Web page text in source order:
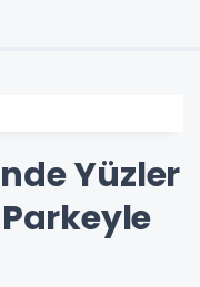
Yüzler